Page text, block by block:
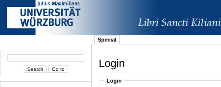
Special
Login
Login